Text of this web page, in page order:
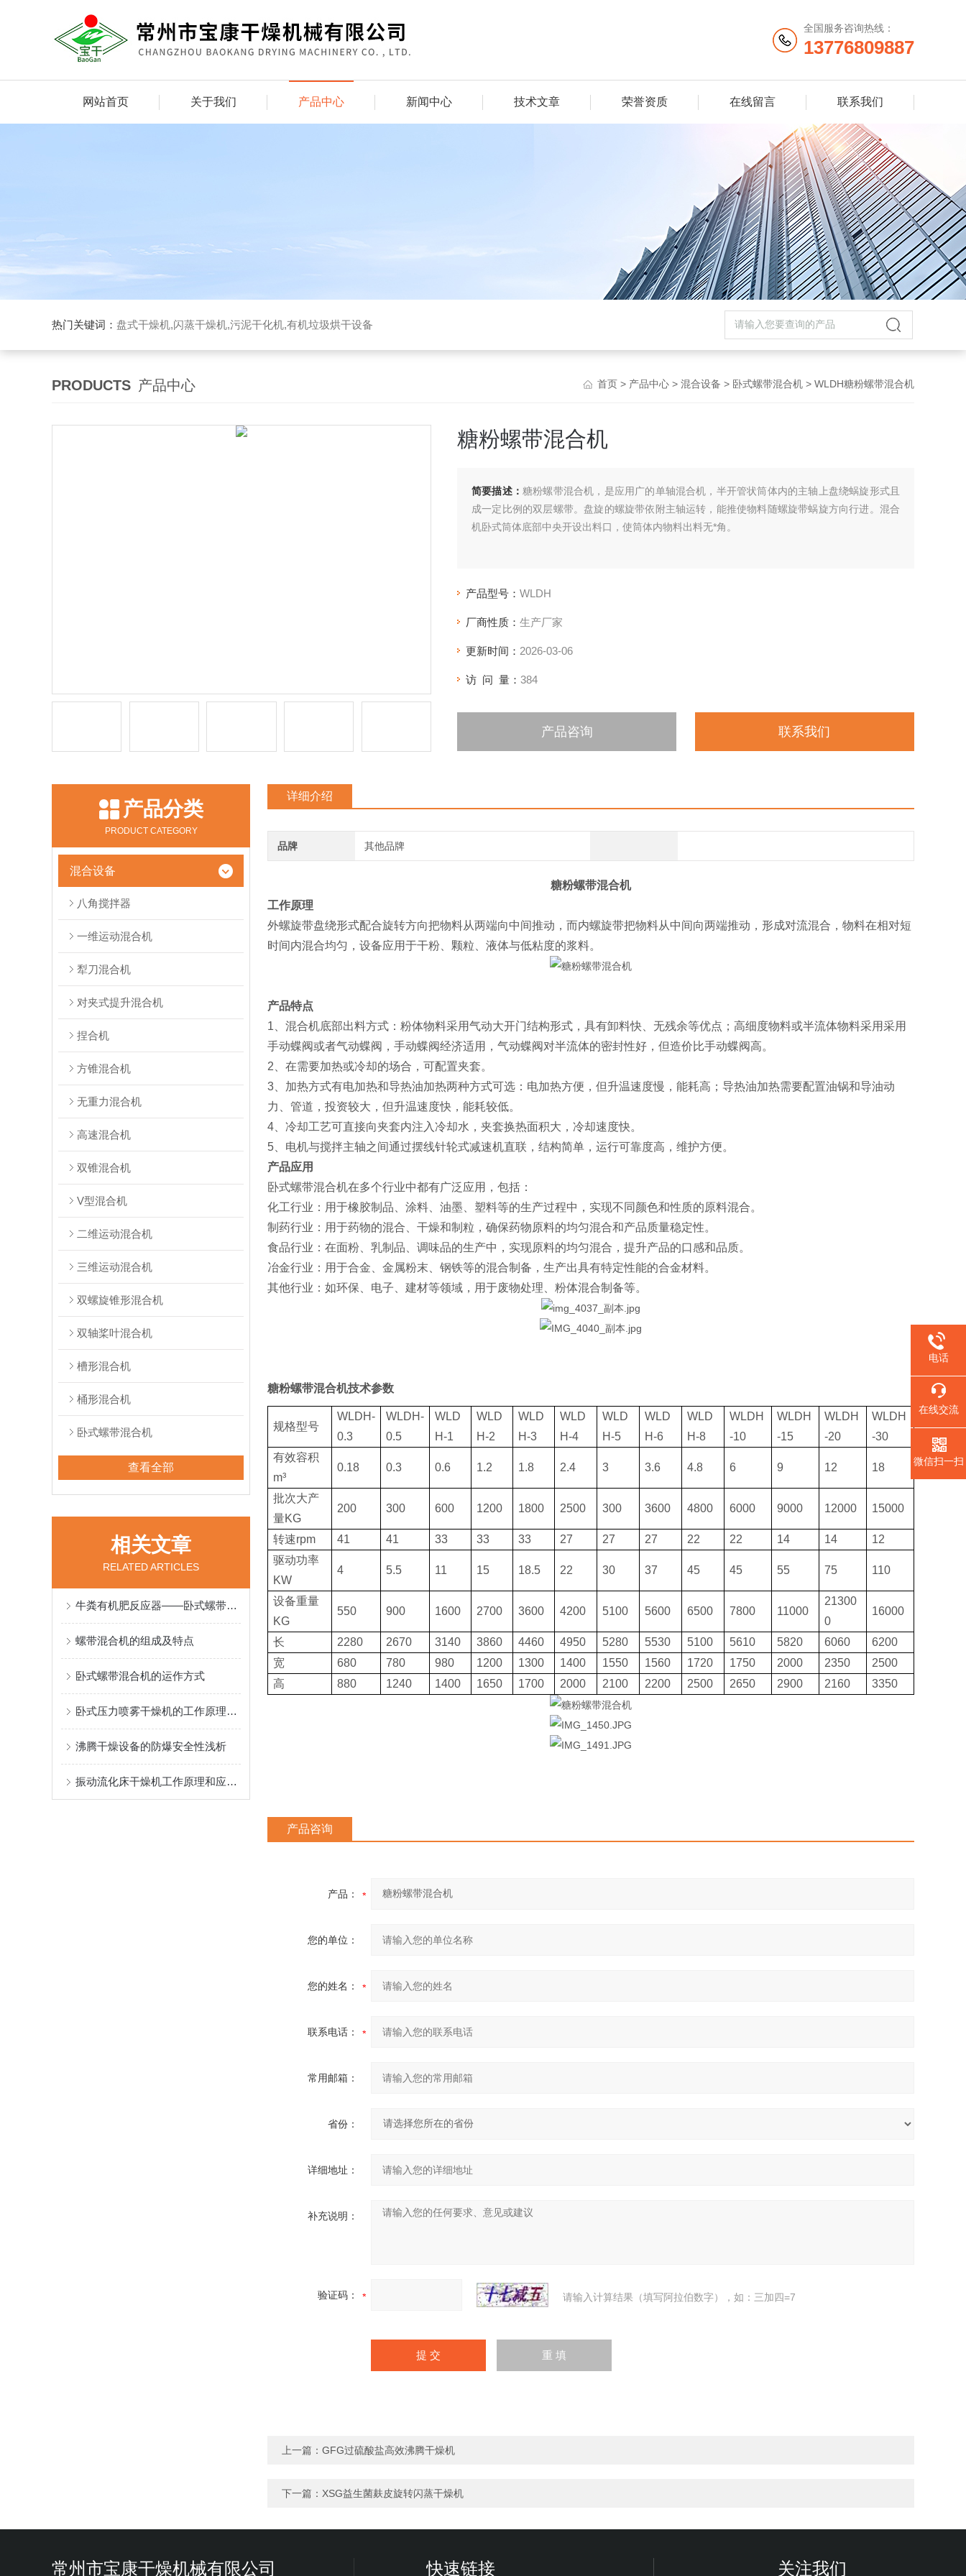
全国服务咨询热线：
13776809887
网站首页 关于我们 产品中心 新闻中心 技术文章 荣誉资质 在线留言 联系我们
热门关键词： 盘式干燥机,闪蒸干燥机,污泥干化机,有机垃圾烘干设备
PRODUCTS 产品中心 首页 > 产品中心 > 混合设备 > 卧式螺带混合机 > WLDH糖粉螺带混合机
糖粉螺带混合机
简要描述： 糖粉螺带混合机，是应用广的单轴混合机，半开管状筒体内的主轴上盘绕蜗旋形式且
成一定比例的双层螺带。盘旋的螺旋带依附主轴运转，能推使物料随螺旋带蜗旋方向行进。混合
机卧式筒体底部中央开设出料口，使筒体内物料出料无*角。
产品型号： WLDH
厂商性质： 生产厂家
更新时间： 2026-03-06
访 问 量： 384
产品咨询 联系我们
产品分类
PRODUCT CATEGORY
混合设备
八角搅拌器
一维运动混合机
犁刀混合机
对夹式提升混合机
捏合机
方锥混合机
无重力混合机
高速混合机
双锥混合机
V型混合机
二维运动混合机
三维运动混合机
双螺旋锥形混合机
双轴桨叶混合机
槽形混合机
桶形混合机
卧式螺带混合机
查看全部
相关文章
RELATED ARTICLES
牛粪有机肥反应器——卧式螺带混合机
螺带混合机的组成及特点
卧式螺带混合机的运作方式
卧式压力喷雾干燥机的工作原理和特点
沸腾干燥设备的防爆安全性浅析
振动流化床干燥机工作原理和应用领域
详细介绍
品牌 其他品牌
糖粉螺带混合机
工作原理
外螺旋带盘绕形式配合旋转方向把物料从两端向中间推动，而内螺旋带把物料从中间向两端推动，形成对流混合，物料在相对短
时间内混合均匀，设备应用于干粉、颗粒、液体与低粘度的浆料。
产品特点
1、混合机底部出料方式：粉体物料采用气动大开门结构形式，具有卸料快、无残余等优点；高细度物料或半流体物料采用采用
手动蝶阀或者气动蝶阀，手动蝶阀经济适用，气动蝶阀对半流体的密封性好，但造价比手动蝶阀高。
2、在需要加热或冷却的场合，可配置夹套。
3、加热方式有电加热和导热油加热两种方式可选：电加热方便，但升温速度慢，能耗高；导热油加热需要配置油锅和导油动
力、管道，投资较大，但升温速度快，能耗较低。
4、冷却工艺可直接向夹套内注入冷却水，夹套换热面积大，冷却速度快。
5、电机与搅拌主轴之间通过摆线针轮式减速机直联，结构简单，运行可靠度高，维护方便。
产品应用
卧式螺带混合机在多个行业中都有广泛应用，包括：
‌化工行业‌：用于橡胶制品、涂料、油墨、塑料等的生产过程中，实现不同颜色和性质的原料混合‌。
‌制药行业‌：用于药物的混合、干燥和制粒，确保药物原料的均匀混合和产品质量稳定性‌。
‌食品行业‌：在面粉、乳制品、调味品的生产中，实现原料的均匀混合，提升产品的口感和品质‌。
‌冶金行业‌：用于合金、金属粉末、钢铁等的混合制备，生产出具有特定性能的合金材料‌。
‌其他行业‌：如环保、电子、建材等领域，用于废物处理、粉体混合制备等‌。
糖粉螺带混合机技术参数
规格型号
WLDH-
0.3
WLDH-
0.5
WLD
H-1
WLD
H-2
WLD
H-3
WLD
H-4
WLD
H-5
WLD
H-6
WLD
H-8
WLDH
-10
WLDH
-15
WLDH
-20
WLDH
-30
有效容积
m³
0.18 0.3 0.6 1.2 1.8 2.4 3 3.6 4.8 6 9 12 18
批次大产
量KG
200 300 600 1200 1800 2500 300 3600 4800 6000 9000 12000 15000
转速rpm 41 41 33 33 33 27 27 27 22 22 14 14
12
驱动功率
KW
4 5.5 11 15 18.5 22 30 37 45 45 55 75 110
设备重量
KG
550 900 1600 2700 3600 4200 5100 5600 6500 7800 11000
21300
0
16000
长 2280 2670 3140 3860 4460 4950 5280 5530 5100 5610 5820 6060
6200
宽
680 780 980 1200 1300 1400 1550 1560 1720 1750 2000 2350
2500
高
880 1240 1400 1650 1700 2000 2100 2200 2500 2650 2900 2160 3350
产品咨询
产品：
您的单位：
您的姓名：
联系电话：
常用邮箱：
省份：
详细地址：
补充说明：
验证码： 请输入计算结果（填写阿拉伯数字），如：三加四=7
上一篇： GFG过硫酸盐高效沸腾干燥机
下一篇： XSG益生菌麸皮旋转闪蒸干燥机
常州市宝康干燥机械有限公司 快速链接 关注我们
电话
在线交流
微信扫一扫